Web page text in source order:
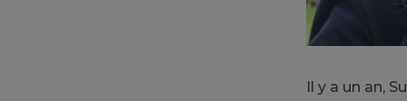
Il y a un an,